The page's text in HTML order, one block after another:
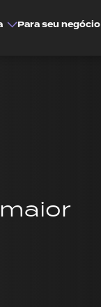
Para seu negócio